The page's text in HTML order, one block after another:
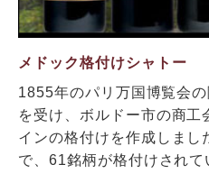
メドック格付けシャトー
1855年のパリ万国博覧会
を受け、ボルドー市の商工
インの格付けを作成しまし
で、61銘柄が格付けされて